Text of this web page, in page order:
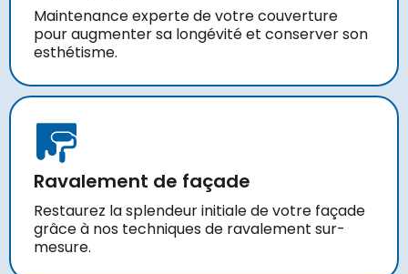
Maintenance experte de votre couverture
pour augmenter sa longévité et conserver son
esthétisme.
Ravalement de façade
Restaurez la splendeur initiale de votre façade
grâce à nos techniques de ravalement sur-
mesure.